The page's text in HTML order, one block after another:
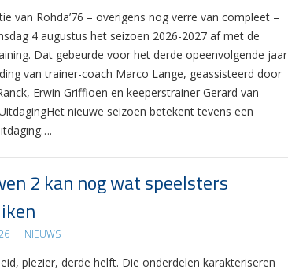
van Rohda’76 – overigens nog verre van compleet –
4 augustus het seizoen 2026-2027 af met de
Dat gebeurde voor het derde opeenvolgende jaar
van trainer-coach Marco Lange, geassisteerd door
Erwin Griffioen en keeperstrainer Gerard van
nieuwe seizoen betekent tevens een
2 kan nog wat speelsters
| NIEUWS
plezier, derde helft. Die onderdelen karakteriseren